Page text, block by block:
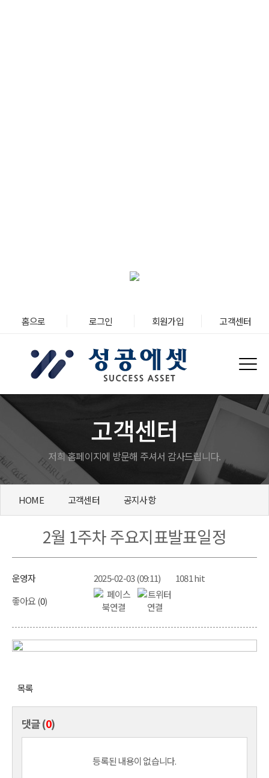
홈으로 로그인 회원가입 고객센터
고객센터
저희 홈페이지에 방문해 주셔서 감사드립니다.
HOME 고객센터 공지사항
2월 1주차 주요지표발표일정
운영자 2025-02-03 (09:11)
1081 hit
좋아요 (0)
목록
댓글 (0)
등록된 내용이 없습니다.